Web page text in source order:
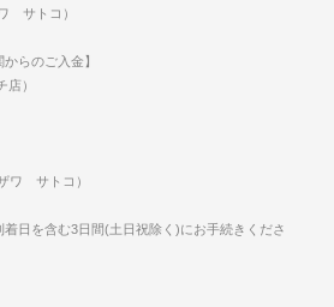
サトコ）
らのご入金】
）
サトコ）
日を含む3日間(土日祝除く)にお手続きくださ